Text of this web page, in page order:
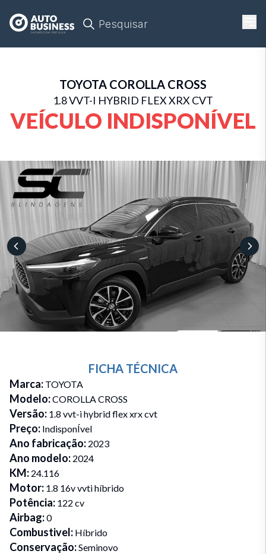
Pesquisar
TOYOTA COROLLA CROSS
1.8 VVT-I HYBRID FLEX XRX CVT
VEÍCULO INDISPONÍVEL
FICHA TÉCNICA
Marca: TOYOTA
Modelo:COROLLA CROSS
Versão: 1.8 vvt-i hybrid flex xrx cvt
Preço: IndisponÍvel
Ano fabricação: 2023
Ano modelo: 2024
KM: 24.116
Motor: 1.8 16v vvti híbrido
Potência: 122 cv
Airbag:0
Combustivel: Híbrido
Conservação:Seminovo